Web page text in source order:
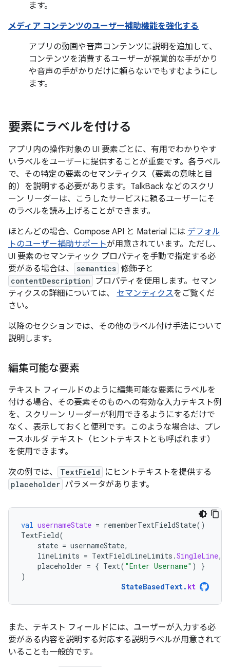
ます。
メディア コンテンツのユーザー補助機能を強化する
アプリの動画や音声コンテンツに説明を追加して、
コンテンツを消費するユーザーが視覚的な手がかり
や音声の手がかりだけに頼らないでもすむようにし
ます。
要素にラベルを付ける
アプリ内の操作対象の UI 要素ごとに、有用でわかりやす
いラベルをユーザーに提供することが重要です。各ラベル
で、その特定の要素のセマンティクス（要素の意味と目
的）を説明する必要があります。TalkBack などのスクリ
ーン リーダーは、こうしたサービスに頼るユーザーにそ
のラベルを読み上げることができます。
ほとんどの場合、Compose API と Material には デフォル
トのユーザー補助サポートが用意されています。ただし、
UI 要素のセマンティック プロパティを手動で指定する必
要がある場合は、
semantics 修飾子と
contentDescription
プロパティを使用します。セマン
ティクスの詳細については、 セマンティクスをご覧くだ
さい。
以降のセクションでは、その他のラベル付け手法について
説明します。
編集可能な要素
テキスト フィールドのように編集可能な要素にラベルを
付ける場合、その要素そのものへの有効な入力テキスト例
を、スクリーン リーダーが利用できるようにするだけで
なく、表示しておくと便利です。このような場合は、プレ
ースホルダ テキスト（ヒントテキストとも呼ばれます）
を使用できます。
次の例では、
TextField にヒントテキストを提供する
placeholder パラメータがあります。
val usernameState = rememberTextFieldState()
TextField(
state = usernameState,
lineLimits = TextFieldLineLimits .SingleLine,
placeholder = { Text( "Enter Username" )
}
)
StateBasedText. kt
また、テキスト フィールドには、ユーザーが入力する必
要がある内容を説明する対応する説明ラベルが用意されて
いることも一般的です。